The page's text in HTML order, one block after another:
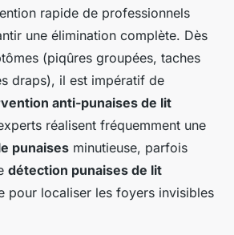
rapide de professionnels
une élimination complète. Dès
(piqûres groupées, taches
draps), il est impératif de
anti-punaises de lit
réalisent fréquemment une
punaises minutieuse, parfois
détection punaises de lit
pour localiser les foyers invisibles